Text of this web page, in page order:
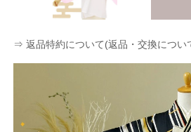
⇒ 返品特約について(返品・交換につい